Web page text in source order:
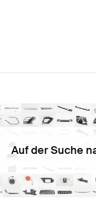
Auf der Suche